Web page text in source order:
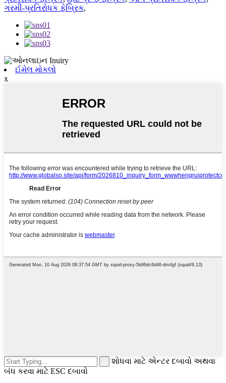
ગરમી-પ્રતિરોધક ફેબ્રિક,
ઈમેલ મોકલો
x
શોધવા માટે એન્ટર દબાવો અથવા
બંધ કરવા માટે ESC દબાવો